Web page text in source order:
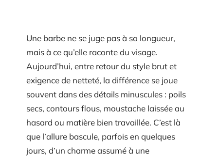
Une barbe ne se juge pas à sa longueur,
mais à ce qu’elle raconte du visage.
Aujourd’hui, entre retour du style brut et
exigence de netteté, la différence se joue
souvent dans des détails minuscules : poils
secs, contours flous, moustache laissée au
hasard ou matière bien travaillée. C’est là
que l’allure bascule, parfois en quelques
jours, d’un charme assumé à une